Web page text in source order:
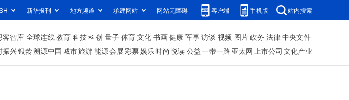
新华报刊 地方频道 承建网站 网站无障碍 客户端 手机版 站内搜索
客智库 全球连线教育 科技科创 量子 体育文化 书画健康 军事访谈 视频 图片政务 法律中央文件
振兴银龄溯源中国城市旅游能源会展彩票娱乐时尚 悦读公益一带一路 亚太网上市公司 文化产业